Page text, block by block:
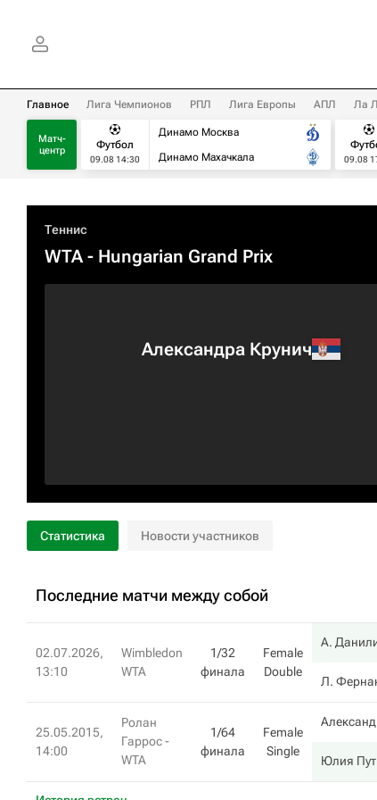
Главное Лига Чемпионов РПЛ Лига Европы АПЛ Ла
Матч-
центр
Футбол
09.08 14:30
Динамо Москва
Динамо Махачкала
09.08
Теннис
WTA- Hungarian Grand Prix
Александра Крунич
Статистика Новости участников
Последние матчи между собой
02.07.2026,
13:10
Wimbledon
WTA
1/32
финала
Female
Double
А.
Л.
25.05.2015,
14:00
Ролан
Гаррос -
WTA
1/64
финала
Female
Single
Юлия